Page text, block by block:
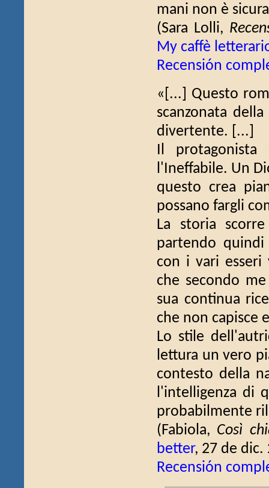
mani non è
(Sara Lolli,
My caffè
Recensión
«[...] Questo
scanzonata
divertente. [...]
Il protagonista
l'Ineffabile. Un
questo crea
possano fargli
La storia
partendo quindi
con i vari esseri
che secondo
sua continua
che non capisce
Lo stile
lettura un vero
contesto della
l'intelligenza di
probabilmente
(Fabiola, Così
better, 27 de dic.
Recensión